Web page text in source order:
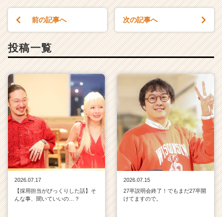
前の記事へ 次の記事へ
投稿一覧
2026.07.17
【採用担当がびっくりした話】そ
んな事、聞いていいの…？
2026.07.15
27卒説明会終了！でもまだ27卒開
けてますので。